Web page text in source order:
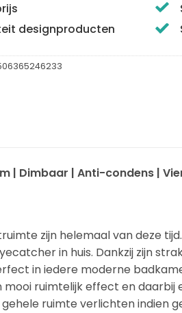
designproducten
| Dimbaar | Anti-condens |
zijn helemaal van deze tijd.
in huis. Dankzij zijn
in iedere moderne
ruimtelijk effect en daarbij
ruimte verlichten indien